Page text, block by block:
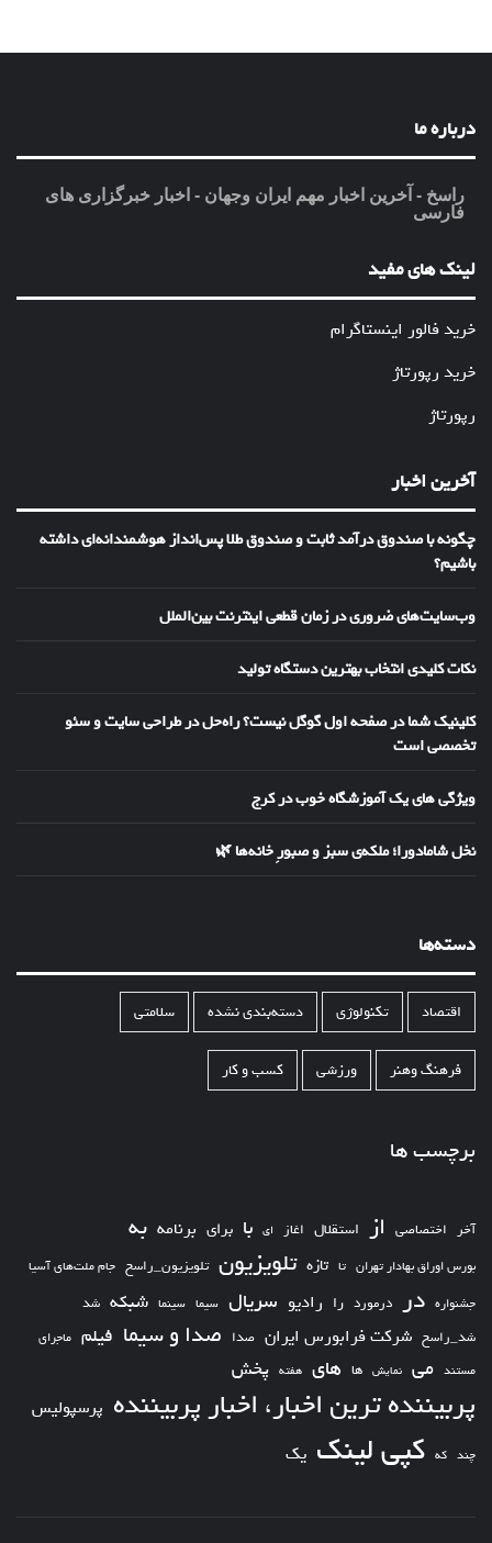
درباره ما
راسخ - آخرین اخبار مهم ایران وجهان - اخبار خبرگزاری های
فارسی
لینک های مفید
خرید فالور اینستاگرام
خرید رپورتاژ
رپورتاژ
آخرین اخبار
چگونه با صندوق درآمد ثابت و صندوق طلا پس‌انداز هوشمندانه‌ای داشته
باشیم؟
وب‌سایت‌های ضروری در زمان قطعی اینترنت بین‌الملل
نکات کلیدی انتخاب بهترین دستگاه تولید
کلینیک شما در صفحه اول گوگل نیست؟ راه‌حل در طراحی سایت و سئو
تخصصی است
ویژگی های یک آموزشگاه خوب در کرج
نخل شامادورا؛ ملکه‌ی سبز و صبورِ خانه‌ها 🌿
دسته‌ها
اقتصاد تکنولوژی دسته‌بندی نشده سلامتی
فرهنگ وهنر ورزشی کسب و کار
برچسب ها
آخر اختصاصی از استقلال اغاز ای با برای برنامه به
بورس اوراق بهادار تهران تا تازه تلویزیون تلویزیون_راسخ جام ملت‌های آسیا
جشنواره در درمورد را رادیو سریال سیما سینما شبکه شد
شد_راسخ شرکت فرابورس ایران صدا صدا و سیما فیلم ماجرای
مستند می نمایش ها های هفته پخش
پربیننده ترین اخبار، اخبار پربیننده پرسپولیس
چند که کپی لینک یک